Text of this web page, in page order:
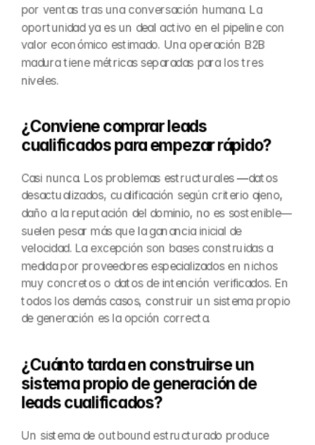
por ventas tras una conversación humana. La
oportunidad ya es un deal activo en el pipeline con
valor económico estimado. Una operación B2B
madura tiene métricas separadas para los tres
niveles.
¿Conviene comprar leads
cualificados para empezar rápido?
Casi nunca. Los problemas estructurales —datos
desactualizados, cualificación según criterio ajeno,
daño a la reputación del dominio, no es sostenible—
suelen pesar más que la ganancia inicial de
velocidad. La excepción son bases construidas a
medida por proveedores especializados en nichos
muy concretos o datos de intención verificados. En
todos los demás casos, construir un sistema propio
de generación es la opción correcta.
¿Cuánto tarda en construirse un
sistema propio de generación de
leads cualificados?
Un sistema de outbound estructurado produce